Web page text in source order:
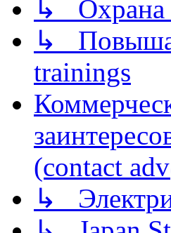
↳ Охрана
↳
trainings
(contact
↳